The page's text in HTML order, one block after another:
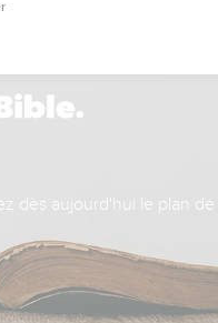
dès aujourd'hui le plan